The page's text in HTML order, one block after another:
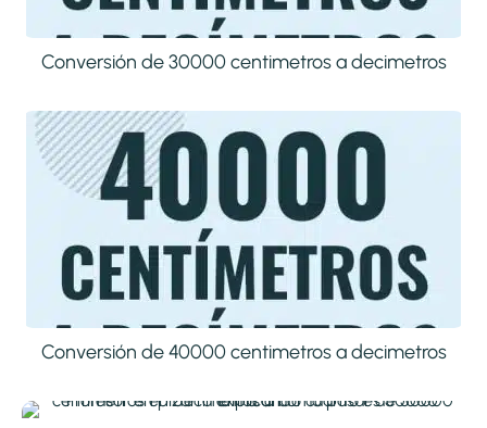
Conversión de 30000 centimetros a decimetros
Conversión de 40000 centimetros a decimetros